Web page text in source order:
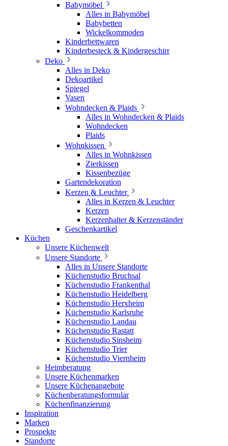
Babymöbel
Alles in Babymöbel
Babybetten
Wickelkommoden
Kinderbettwaren
Kinderbesteck & Kindergeschirr
Deko
Alles in Deko
Dekoartikel
Spiegel
Vasen
Wohndecken & Plaids
Alles in Wohndecken & Plaids
Wohndecken
Plaids
Wohnkissen
Alles in Wohnkissen
Zierkissen
Kissenbezüge
Gartendekoration
Kerzen & Leuchter
Alles in Kerzen & Leuchter
Kerzen
Kerzenhalter & Kerzenständer
Geschenkartikel
Küchen
Unsere Küchenwelt
Unsere Standorte
Alles in Unsere Standorte
Küchenstudio Bruchsal
Küchenstudio Frankenthal
Küchenstudio Heidelberg
Küchenstudio Herxheim
Küchenstudio Karlsruhe
Küchenstudio Landau
Küchenstudio Rastatt
Küchenstudio Sinsheim
Küchenstudio Trier
Küchenstudio Viernheim
Heimberatung
Unsere Küchenmarken
Unsere Küchenangebote
Küchenberatungsformular
Küchenfinanzierung
Inspiration
Marken
Prospekte
Standorte